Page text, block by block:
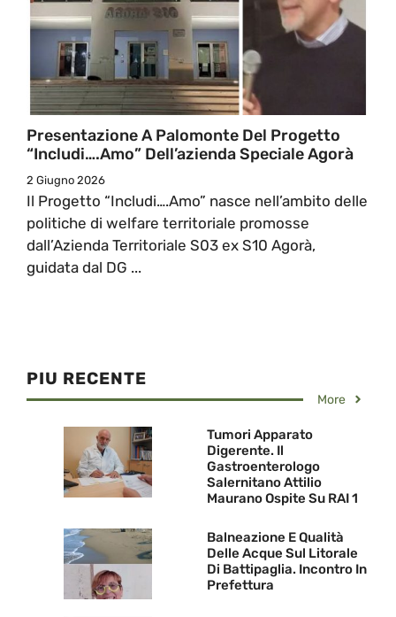
Presentazione A Palomonte Del Progetto
“Includi….Amo” Dell’azienda Speciale Agorà
2 Giugno 2026
Il Progetto “Includi….Amo” nasce nell’ambito delle
politiche di welfare territoriale promosse
dall’Azienda Territoriale S03 ex S10 Agorà,
guidata dal DG ...
PIU RECENTE
More
Tumori Apparato
Digerente. Il
Gastroenterologo
Salernitano Attilio
Maurano Ospite Su RAI 1
Balneazione E Qualità
Delle Acque Sul Litorale
Di Battipaglia. Incontro In
Prefettura